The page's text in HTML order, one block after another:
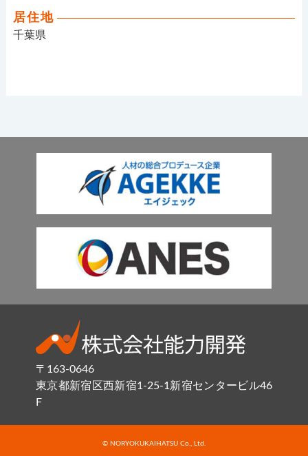
居住地
千葉県
〒163-0646
東京都新宿区西新宿1-25-1新宿センタービル46
F
© NORYOKUKAIHATSU Co., Ltd.